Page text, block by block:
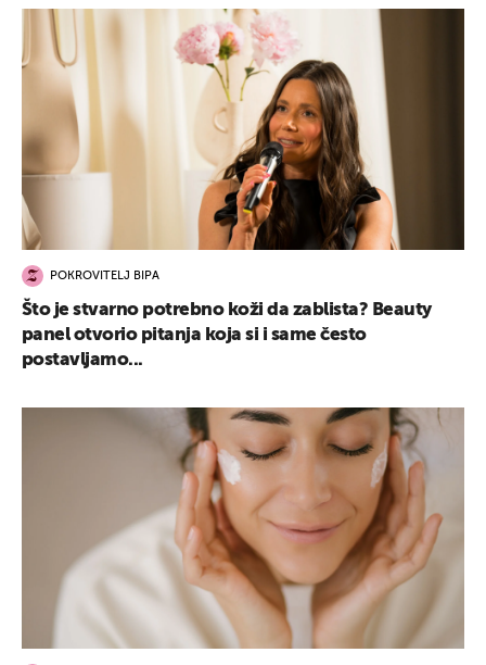
POKROVITELJ BIPA
Što je stvarno potrebno koži da zablista? Beauty
panel otvorio pitanja koja si i same često
postavljamo...